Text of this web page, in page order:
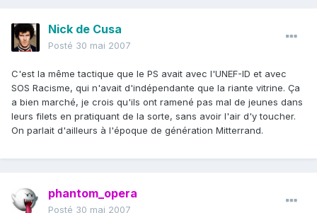
Nick de Cusa
Posté 30 mai 2007
C'est la même tactique que le PS avait avec l'UNEF-ID et avec
SOS Racisme, qui n'avait d'indépendante que la riante vitrine. Ça
a bien marché, je crois qu'ils ont ramené pas mal de jeunes dans
leurs filets en pratiquant de la sorte, sans avoir l'air d'y toucher.
On parlait d'ailleurs à l'époque de génération Mitterrand.
phantom_opera
Posté 30 mai 2007